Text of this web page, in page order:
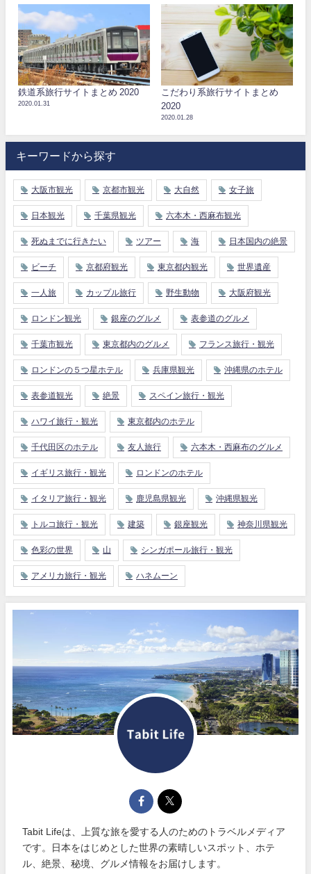
鉄道系旅行サイトまとめ 2020
2020.01.31
こだわり系旅行サイトまとめ
2020
2020.01.28
キーワードから探す
大阪市観光 京都市観光 大自然 女子旅
日本観光 千葉県観光 六本木・西麻布観光
死ぬまでに行きたい ツアー 海 日本国内の絶景
ビーチ 京都府観光 東京都内観光 世界遺産
一人旅 カップル旅行 野生動物 大阪府観光
ロンドン観光 銀座のグルメ 表参道のグルメ
千葉市観光 東京都内のグルメ フランス旅行・観光
ロンドンの５つ星ホテル 兵庫県観光 沖縄県のホテル
表参道観光 絶景 スペイン旅行・観光
ハワイ旅行・観光 東京都内のホテル
千代田区のホテル 友人旅行 六本木・西麻布のグルメ
イギリス旅行・観光 ロンドンのホテル
イタリア旅行・観光 鹿児島県観光 沖縄県観光
トルコ旅行・観光 建築 銀座観光 神奈川県観光
色彩の世界 山 シンガポール旅行・観光
アメリカ旅行・観光 ハネムーン
Tabit Lifeは、上質な旅を愛する人のためのトラベルメディア
です。日本をはじめとした世界の素晴しいスポット、ホテ
ル、絶景、秘境、グルメ情報をお届けします。